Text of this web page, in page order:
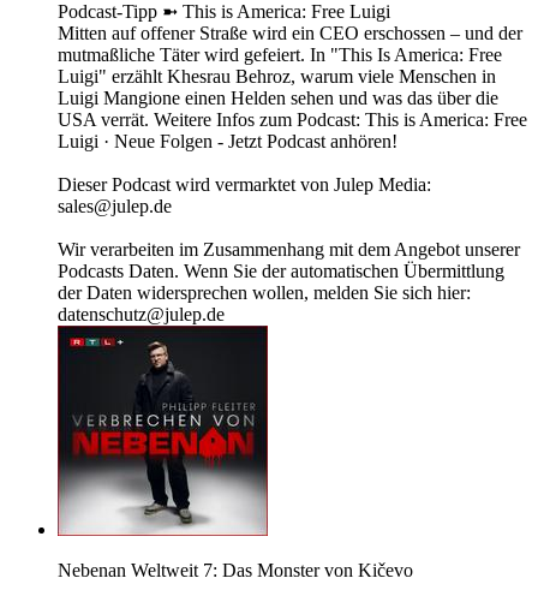
Podcast-Tipp ➼ This is America: Free Luigi
Mitten auf offener Straße wird ein CEO erschossen – und der
mutmaßliche Täter wird gefeiert. In "This Is America: Free
Luigi" erzählt Khesrau Behroz, warum viele Menschen in
Luigi Mangione einen Helden sehen und was das über die
USA verrät. Weitere Infos zum Podcast: This is America: Free
Luigi · Neue Folgen - Jetzt Podcast anhören!
Dieser Podcast wird vermarktet von Julep Media:
sales@julep.de
Wir verarbeiten im Zusammenhang mit dem Angebot unserer
Podcasts Daten. Wenn Sie der automatischen Übermittlung
der Daten widersprechen wollen, melden Sie sich hier:
datenschutz@julep.de
Nebenan Weltweit 7: Das Monster von Kičevo